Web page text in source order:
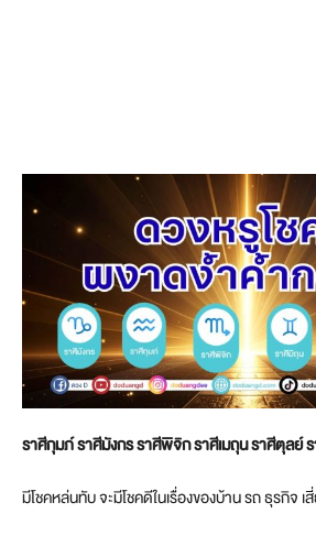
ราศีกุมภ์ ราศีมังกรราศีพิจิก ราศีเมถุน ราศีตุลย์
มีโชคหล่นทับ จะมีโชคดีในเรื่องของบ้าน รถ ธุรกิจ